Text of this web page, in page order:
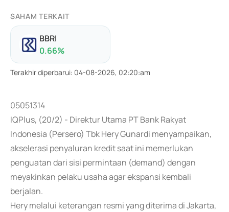
SAHAM TERKAIT
BBRI
0.66%
Terakhir diperbarui: 04-08-2026, 02:20:am
05051314
IQPlus, (20/2) - Direktur Utama PT Bank Rakyat
Indonesia (Persero) Tbk Hery Gunardi menyampaikan,
akselerasi penyaluran kredit saat ini memerlukan
penguatan dari sisi permintaan (demand) dengan
meyakinkan pelaku usaha agar ekspansi kembali
berjalan.
Hery melalui keterangan resmi yang diterima di Jakarta,